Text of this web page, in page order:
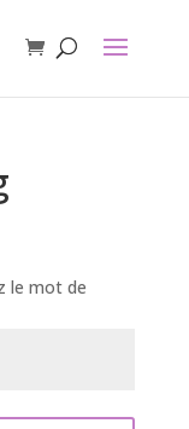
le mot de